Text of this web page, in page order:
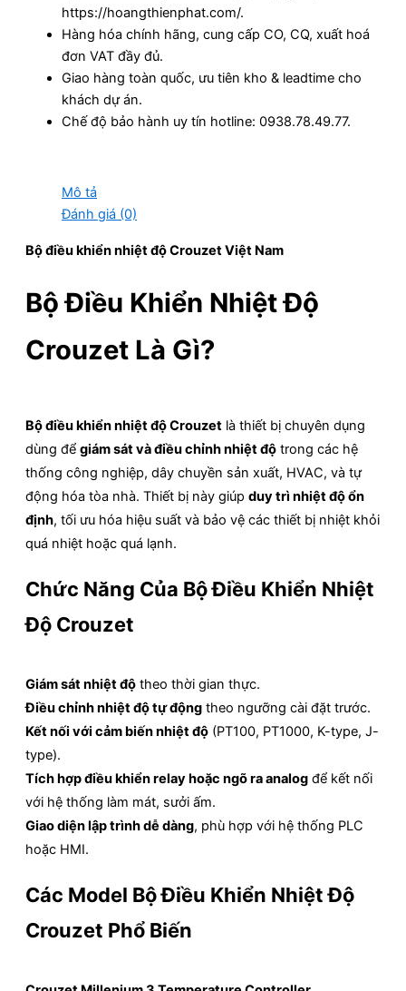
https://hoangthienphat.com/.
Hàng hóa chính hãng, cung cấp CO, CQ, xuất hoá
đơn VAT đầy đủ.
Giao hàng toàn quốc, ưu tiên kho & leadtime cho
khách dự án.
Chế độ bảo hành uy tín hotline: 0938.78.49.77.
Mô tả
Đánh giá (0)
Bộ điều khiển nhiệt độ Crouzet Việt Nam
Bộ Điều Khiển Nhiệt Độ
Crouzet Là Gì?
Bộ điều khiển nhiệt độ Crouzet là thiết bị chuyên dụng
dùng để giám sát và điều chỉnh nhiệt độ trong các hệ
thống công nghiệp, dây chuyền sản xuất, HVAC, và tự
động hóa tòa nhà. Thiết bị này giúp duy trì nhiệt độ ổn
định, tối ưu hóa hiệu suất và bảo vệ các thiết bị nhiệt khỏi
quá nhiệt hoặc quá lạnh.
Chức Năng Của Bộ Điều Khiển Nhiệt
Độ Crouzet
Giám sát nhiệt độ theo thời gian thực.
Điều chỉnh nhiệt độ tự động theo ngưỡng cài đặt trước.
Kết nối với cảm biến nhiệt độ (PT100, PT1000, K-type, J-
type).
Tích hợp điều khiển relay hoặc ngõ ra analog để kết nối
với hệ thống làm mát, sưởi ấm.
Giao diện lập trình dễ dàng, phù hợp với hệ thống PLC
hoặc HMI.
Các Model Bộ Điều Khiển Nhiệt Độ
Crouzet Phổ Biến